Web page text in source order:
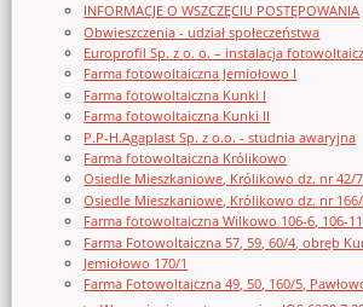
INFORMACJE O WSZCZĘCIU POSTĘPOWANIA
Obwieszczenia - udział społeczeństwa
Europrofil Sp. z o. o. – instalacja
Farma fotowoltaiczna Jemiołowo I
Farma fotowoltaiczna Kunki I
Farma fotowoltaiczna Kunki II
P.P-H.Agaplast Sp. z o.o. - studnia awaryjna
Farma fotowoltaiczna Królikowo
Osiedle Mieszkaniowe, Królikowo dz. nr 42/7
Osiedle Mieszkaniowe, Królikowo dz. nr
Farma fotowoltaiczna Wilkowo 106-6, 106-11
Farma Fotowoltaiczna 57, 59, 60/4, obręb
Jemiołowo 170/1
Farma Fotowoltaiczna 49, 50, 160/5,